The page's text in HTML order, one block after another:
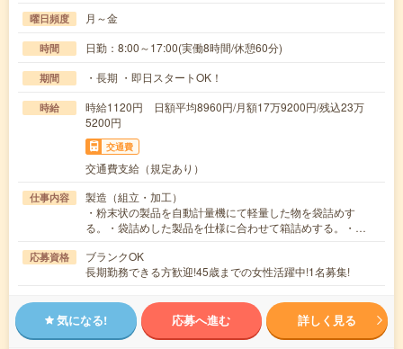
曜日頻度 月～金
時間 日勤：8:00～17:00(実働8時間/休憩60分)
期間 ・長期 ・即日スタートOK！
時給
時給1120円 日額平均8960円/月額17万9200円/残込23万
5200円
交通費
交通費支給（規定あり）
仕事内容
製造（組立・加工）
・粉末状の製品を自動計量機にて軽量した物を袋詰めす
る。・袋詰めした製品を仕様に合わせて箱詰めする。・…
応募資格
ブランクOK
長期勤務できる方歓迎!45歳までの女性活躍中!1名募集!
気になる! 応募へ進む 詳しく見る